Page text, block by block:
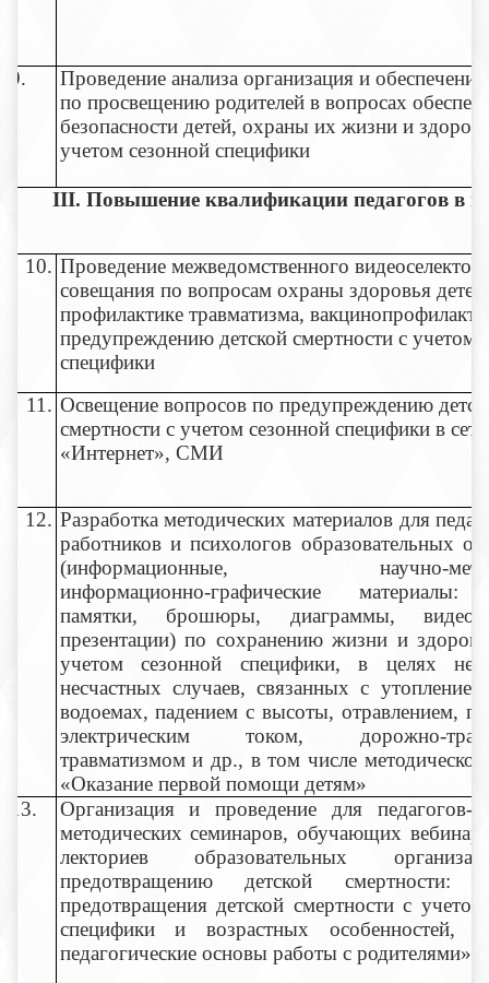
9.
Проведение анализа организация и
по просвещению родителей в вопросах
безопасности детей, охраны их жизни и
учетом сезонной специфики
III. Повышение квалификации педагогов в
10. Проведение межведомственного
совещания по вопросам охраны здоровья детей,
профилактике травматизма,
предупреждению детской смертности с учетом
специфики
11. Освещение вопросов по предупреждению
смертности с учетом сезонной специфики в сети
«Интернет», СМИ
12. Разработка методических материалов для
работников и психологов образовательных
(информационные, научно-
информационно-графические материалы:
памятки, брошюры, диаграммы,
презентации) по сохранению жизни и
учетом сезонной специфики, в целях
несчастных случаев, связанных с
водоемах, падением с высоты, отравлением,
электрическим током, дорожно-
травматизмом и др., в том числе
«Оказание первой помощи детям»
13.
Организация и проведение для педагогов-
методических семинаров, обучающих
лекториев образовательных
предотвращению детской смертности:
предотвращения детской смертности с
специфики и возрастных особенностей,
педагогические основы работы с родителями»